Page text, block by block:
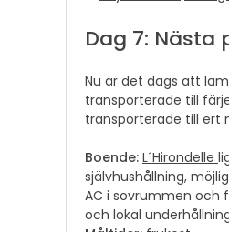
Dag 7:
Nu är det dags att
transporterade till
transporterade till ert
Boende: L´Hirondelle
självhushållning,
AC i sovrummen och
och lokal